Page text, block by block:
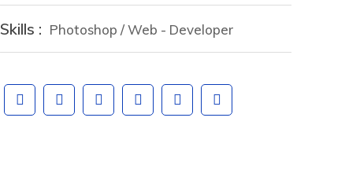
Skills : Photoshop / Web - Developer